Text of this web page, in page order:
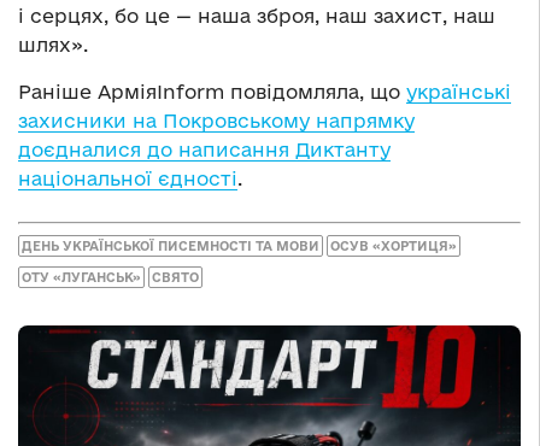
і серцях, бо це — наша зброя, наш захист, наш
шлях».
Раніше АрміяInform повідомляла, що українські
захисники на Покровському напрямку
доєдналися до написання Диктанту
національної єдності.
ДЕНЬ УКРАЇНСЬКОЇ ПИСЕМНОСТІ ТА МОВИ ОСУВ «ХОРТИЦЯ»
ОТУ «ЛУГАНСЬК» СВЯТО